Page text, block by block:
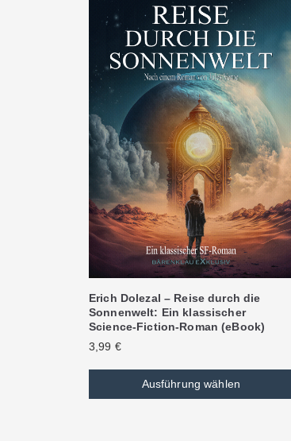
Erich Dolezal – Reise durch die
Sonnenwelt: Ein klassischer
Science-Fiction-Roman (eBook)
3,99 €
Ausführung wählen